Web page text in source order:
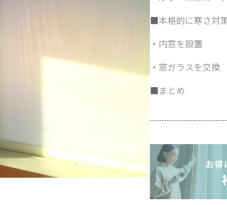
■本格的に寒さ対
・内窓を設置
・窓ガラスを交換
■まとめ